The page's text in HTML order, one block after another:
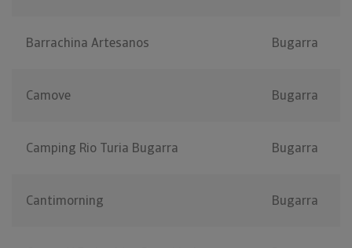
Barrachina Artesanos Bugarra
Camove Bugarra
Camping Rio Turia Bugarra Bugarra
Cantimorning Bugarra